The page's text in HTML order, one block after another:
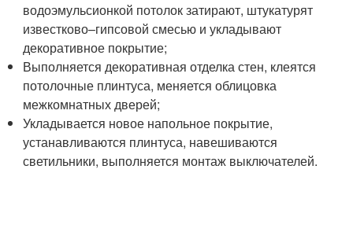
водоэмульсионкой потолок затирают, штукатурят
известково–гипсовой смесью и укладывают
декоративное покрытие;
Выполняется декоративная отделка стен, клеятся
потолочные плинтуса, меняется облицовка
межкомнатных дверей;
Укладывается новое напольное покрытие,
устанавливаются плинтуса, навешиваются
светильники, выполняется монтаж выключателей.